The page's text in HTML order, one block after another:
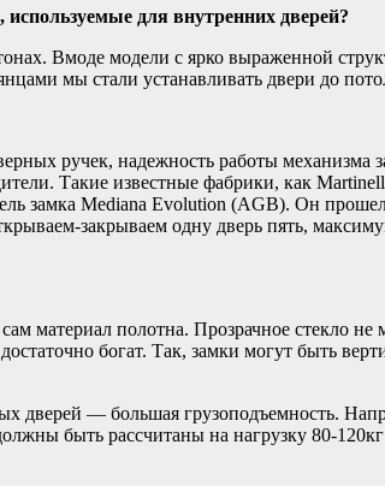
для внутренних дверей?
Вмоде модели с ярко выраженной
мы стали устанавливать двери до
ручек, надежность работы
Такие известные фабрики, как
замка Mediana Evolution (AGB). Он
закрываем одну дверь пять,
материал полотна. Прозрачное стекло
богат. Так, замки могут быть
дверей — большая грузоподъемность.
быть рассчитаны на нагрузку 80-120кг